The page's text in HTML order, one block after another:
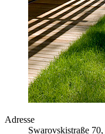
Adresse
Swarovskistraße 70,